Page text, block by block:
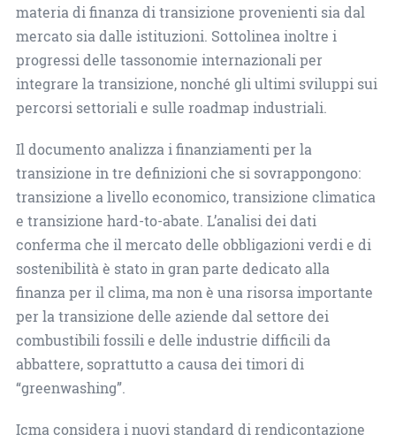
materia di finanza di transizione provenienti sia dal
mercato sia dalle istituzioni. Sottolinea inoltre i
progressi delle tassonomie internazionali per
integrare la transizione, nonché gli ultimi sviluppi sui
percorsi settoriali e sulle roadmap industriali.
Il documento analizza i finanziamenti per la
transizione in tre definizioni che si sovrappongono:
transizione a livello economico, transizione climatica
e transizione hard-to-abate. L’analisi dei dati
conferma che il mercato delle obbligazioni verdi e di
sostenibilità è stato in gran parte dedicato alla
finanza per il clima, ma non è una risorsa importante
per la transizione delle aziende dal settore dei
combustibili fossili e delle industrie difficili da
abbattere, soprattutto a causa dei timori di
“greenwashing”.
Icma considera i nuovi standard di rendicontazione